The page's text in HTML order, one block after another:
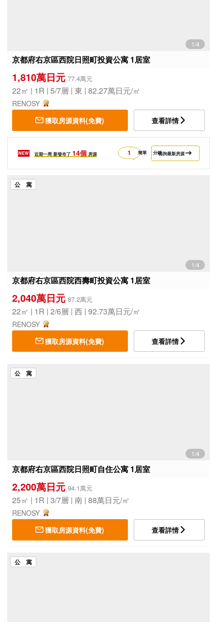
1/4
京都府右京區西院日照町投資公寓 1居室
1,810萬日元 77.4萬元
22㎡ | 1R | 5/7層 | 東 | 82.27萬日元/㎡
RENOSY
獲取房源資料(免費)
查看詳情
NEW 近期一周新發布了 14個 房源 簡單 分鐘咨詢最新房源
公 寓
1/4
京都府右京區西院西壽町投資公寓 1居室
2,040萬日元 87.2萬元
22㎡ | 1R | 2/6層 | 西 | 92.73萬日元/㎡
RENOSY
獲取房源資料(免費)
查看詳情
公 寓
1/4
京都府右京區西院日照町自住公寓 1居室
2,200萬日元 94.1萬元
25㎡ | 1R | 3/7層 | 南 | 88萬日元/㎡
RENOSY
獲取房源資料(免費)
查看詳情
公 寓